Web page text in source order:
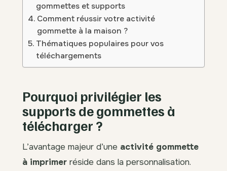
gommettes et supports
Comment réussir votre activité
gommette à la maison ?
Thématiques populaires pour vos
téléchargements
Pourquoi privilégier les
supports de gommettes à
télécharger ?
L’avantage majeur d’une activité gommette
à imprimer réside dans la personnalisation.